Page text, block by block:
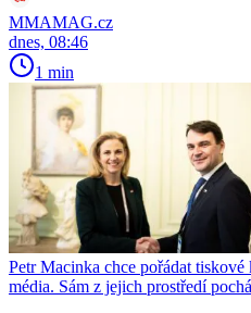
MMAMAG.cz
dnes, 08:46
1 min
Petr Macinka chce pořádat
média. Sám z jejich prostředí